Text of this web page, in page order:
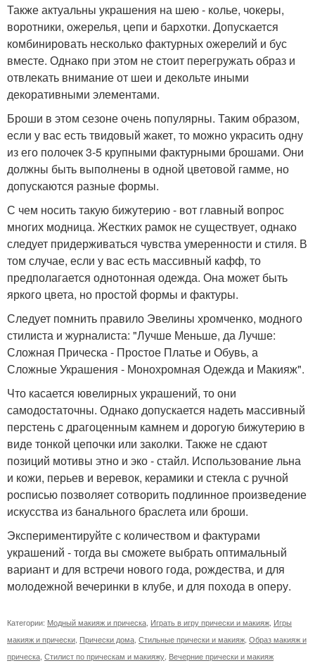
Также актуальны украшения на шею - колье, чокеры,
воротники, ожерелья, цепи и бархотки. Допускается
комбинировать несколько фактурных ожерелий и бус
вместе. Однако при этом не стоит перегружать образ и
отвлекать внимание от шеи и декольте иными
декоративными элементами.
Броши в этом сезоне очень популярны. Таким образом,
если у вас есть твидовый жакет, то можно украсить одну
из его полочек 3-5 крупными фактурными брошами. Они
должны быть выполнены в одной цветовой гамме, но
допускаются разные формы.
С чем носить такую бижутерию - вот главный вопрос
многих модница. Жестких рамок не существует, однако
следует придерживаться чувства умеренности и стиля. В
том случае, если у вас есть массивный кафф, то
предполагается однотонная одежда. Она может быть
яркого цвета, но простой формы и фактуры.
Следует помнить правило Эвелины хромченко, модного
стилиста и журналиста: "Лучше Меньше, да Лучше:
Сложная Прическа - Простое Платье и Обувь, а
Сложные Украшения - Монохромная Одежда и Макияж".
Что касается ювелирных украшений, то они
самодостаточны. Однако допускается надеть массивный
перстень с драгоценным камнем и дорогую бижутерию в
виде тонкой цепочки или заколки. Также не сдают
позиций мотивы этно и эко - стайл. Использование льна
и кожи, перьев и веревок, керамики и стекла с ручной
росписью позволяет сотворить подлинное произведение
искусства из банального браслета или броши.
Экспериментируйте с количеством и фактурами
украшений - тогда вы сможете выбрать оптимальный
вариант и для встречи нового года, рождества, и для
молодежной вечеринки в клубе, и для похода в оперу.
Категории: Модный макияж и прическа Играть в игру прически и макияж Игры
макияж и прически Прически дома Стильные прически и макияж Образ макияж и
прическа Стилист по прическам и макияжу Вечерние прически и макияж